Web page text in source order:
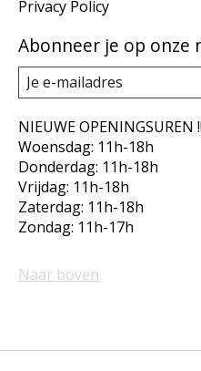
Privacy Policy
Abonneer je op onze
NIEUWE OPENINGSUREN !!
Woensdag: 11h-18h
Donderdag: 11h-18h
Vrijdag: 11h-18h
Zaterdag: 11h-18h
Zondag: 11h-17h
Naar boven